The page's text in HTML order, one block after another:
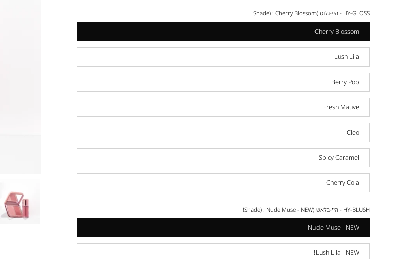
HY-GLOSS - היי-גלוס (Shade) : Cherry Blossom
Cherry Blossom
Lush Lila
Berry Pop
Fresh Mauve
Cleo
Spicy Caramel
Cherry Cola
HY-BLUSH - היי-בלאש (Shade) : Nude Muse - NEW!
Nude Muse - NEW!
Lush Lila - NEW!